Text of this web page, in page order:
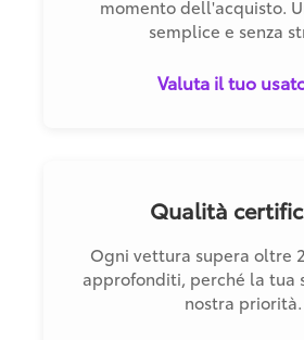
momento dell'acquisto.
semplice e senza
Valuta il tuo
Qualità
Ogni vettura supera oltre
approfonditi, perché la tua
nostra priorità.